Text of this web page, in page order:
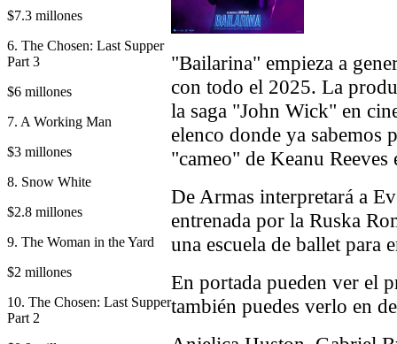
$7.3 millones
6. The Chosen: Last Supper
Part 3
$6 millones
7. A Working Man
$3 millones
8. Snow White
$2.8 millones
9. The Woman in the Yard
$2 millones
10. The Chosen: Last Supper
Part 2
"Bailarina" empieza a
con todo el 2025. La
la saga "John Wick" en
elenco donde ya sabemos
"cameo" de Keanu
De Armas interpretará a
entrenada por la Ruska
una escuela de ballet para
En portada pueden ver el
también puedes verlo en